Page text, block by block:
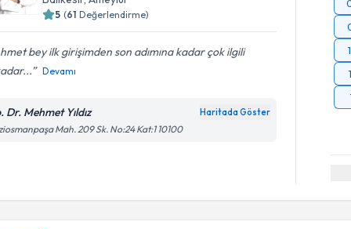
5 (61 Değerlendirme)
bey ilk girişimden son adımına kadar çok ilgili
Devamı
Dr. Mehmet Yıldız Haritada Göster
Mah. 209 Sk. No:24 Kat:1 10100